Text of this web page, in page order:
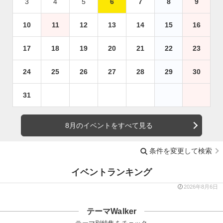
10 11 12 13 14 15 16
17 18 19 20 21 22 23
24 25 26 27 28 29 30
31
8月のイベントをすべて見る
条件を変更して検索
イベントランキング
2026年8月6日
テーマWalker